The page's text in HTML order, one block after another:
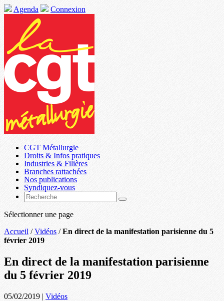
Agenda Connexion
CGT Métallurgie
Droits & Infos pratiques
Industries & Filières
Branches rattachées
Nos publications
Syndiquez-vous
Sélectionner une page
Accueil /Vidéos /En direct de la manifestation parisienne du 5
février 2019
En direct de la manifestation parisienne
du 5 février 2019
05/02/2019 | Vidéos